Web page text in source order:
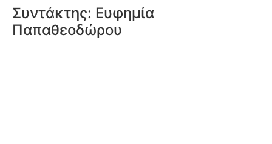
Συντάκτης: Ευφημία
Παπαθεοδώρου